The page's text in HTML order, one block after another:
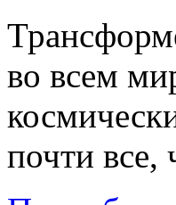
во всем
почти все,